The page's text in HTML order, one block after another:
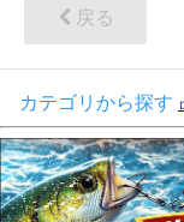
戻る
カテゴリから探す